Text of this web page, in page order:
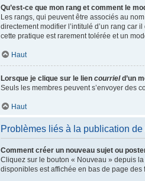
Qu’est-ce que mon rang et comment le
Les rangs, qui peuvent être associés au
directement modifier l’intitulé d’un rang car
cette pratique est rarement tolérée et un
Haut
Lorsque je clique sur le lien courrield’un
Seuls les membres peuvent s’envoyer des
Haut
Problèmes liés à la publication
Comment créer un nouveau sujet ou
Cliquez sur le bouton « Nouveau » depuis
disponibles est affichée en bas de page des